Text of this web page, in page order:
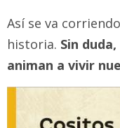
Así se va
historia. Sin
animan a vivir